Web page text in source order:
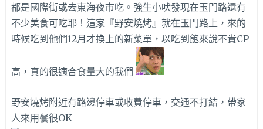
都是國際街或去東海夜市吃。強生小吠發現在玉門路還有
不少美食可吃耶！這家『野安燒烤』就在玉門路上，來的
時候吃到他們12月才換上的新菜單，以吃到飽來說不貴CP
高，真的很適合食量大的我們
野安燒烤附近有路邊停車或收費停車，交通不打結，帶家
人來用餐很OK